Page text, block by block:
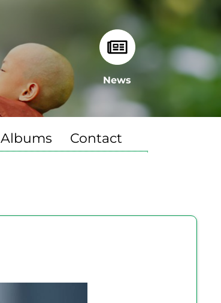
News
Albums Contact